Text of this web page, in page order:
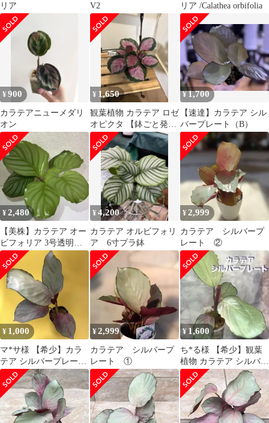
リア
V2
リア /Calathea orbifolia
¥900
カラテアニューメダリ
オン
¥ 1,650
観葉植物 カラテア ロゼ
オピクタ 【鉢ごと発
送】
¥1,700
【速達】カラテア シル
バープレート（B）
¥2,480
【美株】カラテア オー
ビフォリア 3号透明ス
リット鉢 新芽3枚展開
中
¥4,200
カラテア オルビフォリ
ア 6寸プラ鉢
¥2,999
カラテア シルバープ
レート ②
¥ 1,000
マ*サ様 【希少】カラ
テア シルバープレート
ポットごと 観葉植物
¥2,999
カラテア シルバープ
レート ①
¥ 1,600
ち*る様 【希少】観葉
植物 カラテア シルバー
プレート